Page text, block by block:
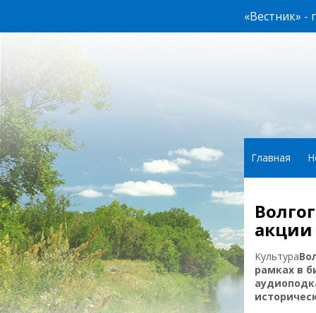
«Вестник» -
Главная
акции
Культура
рамках в